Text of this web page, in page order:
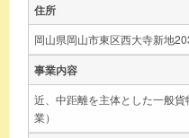
住所
岡山県岡山市東区西大寺新地
事業内容
近、中距離を主体とした一般
業）